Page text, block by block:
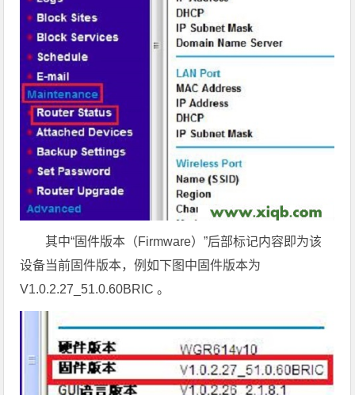
其中“固件版本（Firmware）”后部标记内容即为该
设备当前固件版本，例如下图中固件版本为
V1.0.2.27_51.0.60BRIC 。